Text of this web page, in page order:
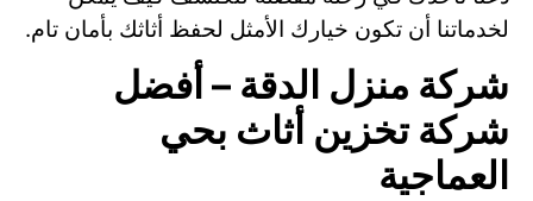
لخدماتنا أن تكون خيارك الأمثل لحفظ أثاثك بأمان تام.
شركة منزل الدقة – أفضل
شركة تخزين أثاث بحي
العماجية